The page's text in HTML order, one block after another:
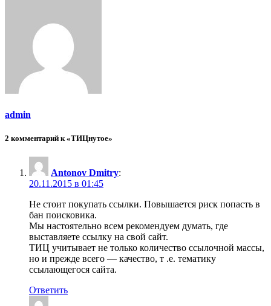
admin
2 комментарий к «ТИЦнутое»
Antonov Dmitry:
20.11.2015 в 01:45
Не стоит покупать ссылки. Повышается риск попасть в
бан поисковика.
Мы настоятельно всем рекомендуем думать, где
выставляете ссылку на свой сайт.
ТИЦ учитывает не только количество ссылочной массы,
но и прежде всего — качество, т .е. тематику
ссылающегося сайта.
Ответить